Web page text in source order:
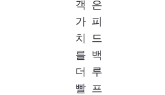
객
가
치
를
더
빨
은
피
드
백
루
프